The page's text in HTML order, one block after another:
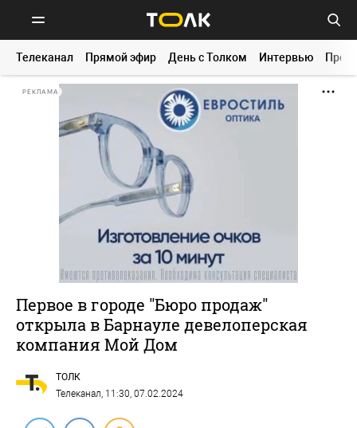
Телеканал Прямой эфир День с Толком Интервью
РЕКЛАМА
Первое в городе "Бюро продаж"
открыла в Барнауле девелоперская
компания Мой Дом
ТОЛК
Телеканал, 11:30, 07.02.2024